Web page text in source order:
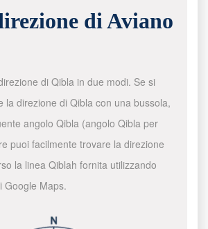
di Aviano
di Qibla in due modi. Se si
la direzione di Qibla con una bussola,
angolo Qibla (angolo Qibla per
puoi facilmente trovare la direzione
la linea Qiblah fornita utilizzando
Google Maps.